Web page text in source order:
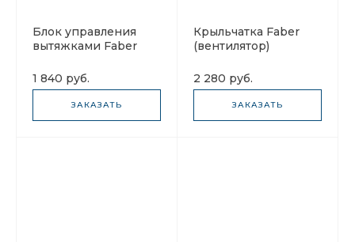
Блок управления
вытяжками Faber
1 840 руб.
ЗАКАЗАТЬ
Крыльчатка Faber
(вентилятор)
2 280 руб.
ЗАКАЗАТЬ